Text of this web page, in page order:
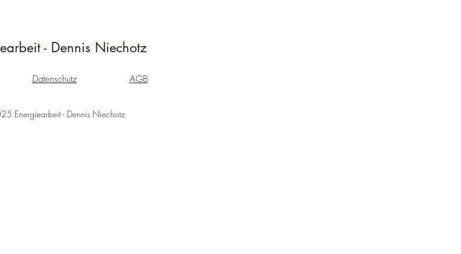
- Dennis Niechotz
Datenschutz AGB
Energiearbeit - Dennis Niechotz